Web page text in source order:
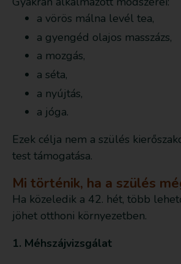
a vörös málna levél tea,
a gyengéd olajos masszázs,
a mozgás,
a séta,
a nyújtás,
a jóga.
Ezek célja nem a szülés
test támogatása.
Mi történik, ha a szülés
Ha közeledik a 42. hét, több
jöhet otthoni környezetben.
1. Méhszájvizsgálat